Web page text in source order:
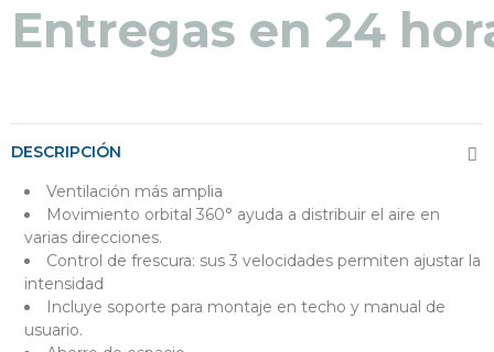
Entregas en 24
DESCRIPCIÓN
Ventilación más amplia
Movimiento orbital 360° ayuda a distribuir el aire en
varias direcciones.
Control de frescura: sus 3 velocidades permiten ajustar la
intensidad
Incluye soporte para montaje en techo y manual de
usuario.